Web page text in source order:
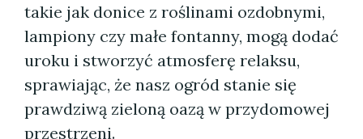
takie jak donice z roślinami ozdobnymi,
lampiony czy małe fontanny, mogą dodać
uroku i stworzyć atmosferę relaksu,
sprawiając, że nasz ogród stanie się
prawdziwą zieloną oazą w przydomowej
przestrzeni.